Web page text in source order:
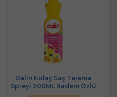
Dalin Kolay Saç Tarama
Spreyi 200ML Badem Özlü